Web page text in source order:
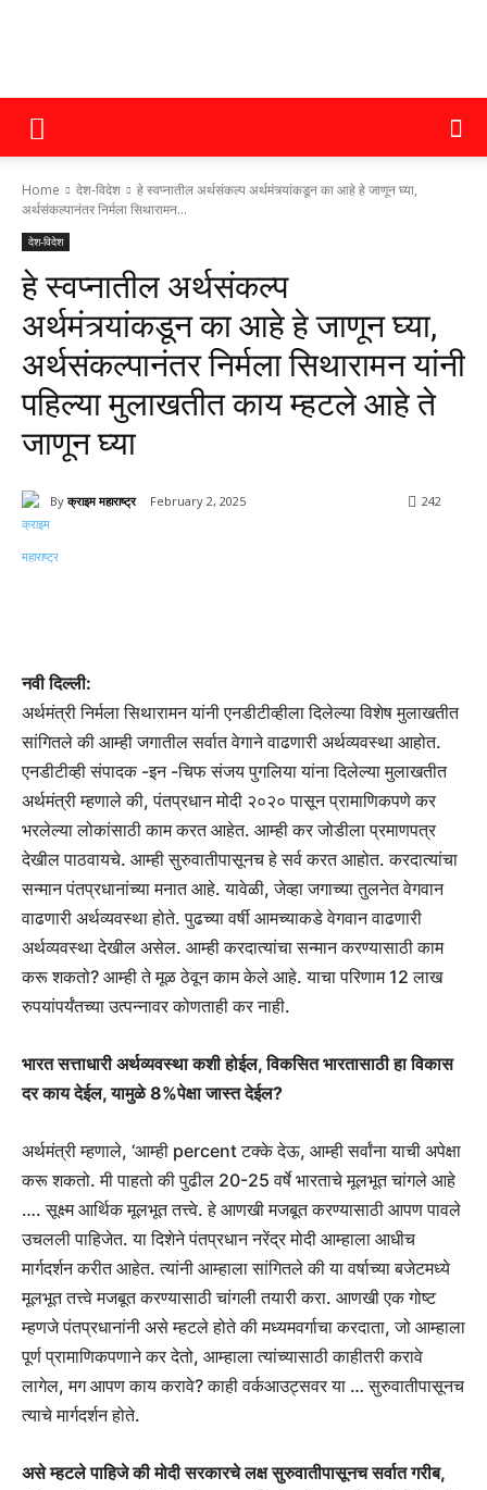
क्राइम
महाराष्ट्र
Home देश-विदेश
हे स्वप्नातील अर्थसंकल्प अर्थमंत्र्यांकडून का आहे हे जाणून घ्या,
अर्थसंकल्पानंतर निर्मला सिथारामन...
देश-विदेश
हे स्वप्नातील अर्थसंकल्प
अर्थमंत्र्यांकडून का आहे हे जाणून घ्या,
अर्थसंकल्पानंतर निर्मला सिथारामन यांनी
पहिल्या मुलाखतीत काय म्हटले आहे ते
जाणून घ्या
By क्राइम महाराष्ट्र February 2, 2025 242
नवी दिल्ली:
अर्थमंत्री निर्मला सिथारामन यांनी एनडीटीव्हीला दिलेल्या विशेष मुलाखतीत
सांगितले की आम्ही जगातील सर्वात वेगाने वाढणारी अर्थव्यवस्था आहोत.
एनडीटीव्ही संपादक -इन -चिफ संजय पुगलिया यांना दिलेल्या मुलाखतीत
अर्थमंत्री म्हणाले की, पंतप्रधान मोदी २०२० पासून प्रामाणिकपणे कर
भरलेल्या लोकांसाठी काम करत आहेत. आम्ही कर जोडीला प्रमाणपत्र
देखील पाठवायचे. आम्ही सुरुवातीपासूनच हे सर्व करत आहोत. करदात्यांचा
सन्मान पंतप्रधानांच्या मनात आहे. यावेळी, जेव्हा जगाच्या तुलनेत वेगवान
वाढणारी अर्थव्यवस्था होते. पुढच्या वर्षी आमच्याकडे वेगवान वाढणारी
अर्थव्यवस्था देखील असेल. आम्ही करदात्यांचा सन्मान करण्यासाठी काम
करू शकतो? आम्ही ते मूळ ठेवून काम केले आहे. याचा परिणाम 12 लाख
रुपयांपर्यंतच्या उत्पन्नावर कोणताही कर नाही.
भारत सत्ताधारी अर्थव्यवस्था कशी होईल, विकसित भारतासाठी हा विकास
दर काय देईल, यामुळे 8%पेक्षा जास्त देईल?
अर्थमंत्री म्हणाले, ‘आम्ही percent टक्के देऊ, आम्ही सर्वांना याची अपेक्षा
करू शकतो. मी पाहतो की पुढील 20-25 वर्षे भारताचे मूलभूत चांगले आहे
…. सूक्ष्म आर्थिक मूलभूत तत्त्वे. हे आणखी मजबूत करण्यासाठी आपण पावले
उचलली पाहिजेत. या दिशेने पंतप्रधान नरेंद्र मोदी आम्हाला आधीच
मार्गदर्शन करीत आहेत. त्यांनी आम्हाला सांगितले की या वर्षाच्या बजेटमध्ये
मूलभूत तत्त्वे मजबूत करण्यासाठी चांगली तयारी करा. आणखी एक गोष्ट
म्हणजे पंतप्रधानांनी असे म्हटले होते की मध्यमवर्गाचा करदाता, जो आम्हाला
पूर्ण प्रामाणिकपणाने कर देतो, आम्हाला त्यांच्यासाठी काहीतरी करावे
लागेल, मग आपण काय करावे? काही वर्कआउट्सवर या … सुरुवातीपासूनच
त्याचे मार्गदर्शन होते.
असे म्हटले पाहिजे की मोदी सरकारचे लक्ष सुरुवातीपासूनच सर्वात गरीब,